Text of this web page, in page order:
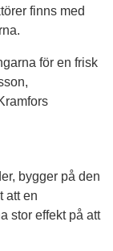
finns med
för en frisk
bygger på den
att en
stor effekt på att